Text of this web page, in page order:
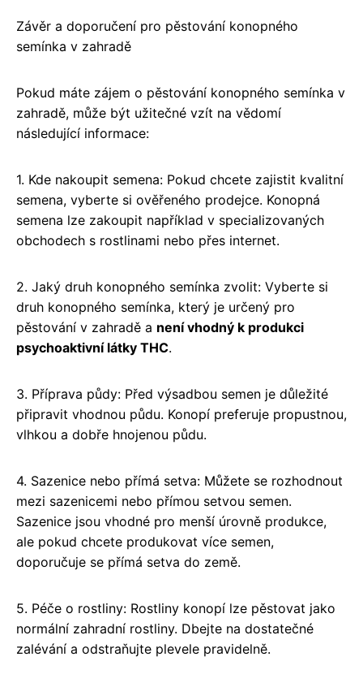
Závěr a doporučení pro pěstování konopného
semínka v zahradě
Pokud máte zájem o pěstování konopného semínka v
zahradě, může být užitečné vzít na vědomí
následující informace:
1. Kde nakoupit semena: Pokud chcete zajistit kvalitní
semena, vyberte si ověřeného prodejce. Konopná
semena lze zakoupit například v specializovaných
obchodech s rostlinami nebo přes internet.
2. Jaký druh konopného semínka zvolit: Vyberte si
druh konopného semínka, který je určený pro
pěstování v zahradě a není vhodný k produkci
psychoaktivní látky THC.
3. Příprava půdy: Před výsadbou semen je důležité
připravit vhodnou půdu. Konopí preferuje propustnou,
vlhkou a dobře hnojenou půdu.
4. Sazenice nebo přímá setva: Můžete se rozhodnout
mezi sazenicemi nebo přímou setvou semen.
Sazenice jsou vhodné pro menší úrovně produkce,
ale pokud chcete produkovat více semen,
doporučuje se přímá setva do země.
5. Péče o rostliny: Rostliny konopí lze pěstovat jako
normální zahradní rostliny. Dbejte na dostatečné
zalévání a odstraňujte plevele pravidelně.